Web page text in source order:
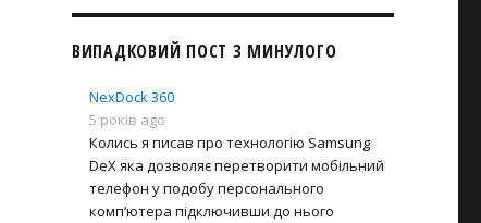
ВИПАДКОВИЙ ПОСТ З МИНУЛОГО
NexDock 360
5 років ago
Колись я писав про технологію Samsung
DeX яка дозволяє перетворити мобільний
телефон у подобу персонального
комп’ютера підключивши до нього